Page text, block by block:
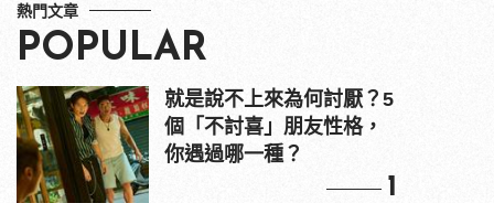
熱門文章
POPULAR
就是說不上來為何討厭？5
個「不討喜」朋友性格，
你遇過哪一種？
1